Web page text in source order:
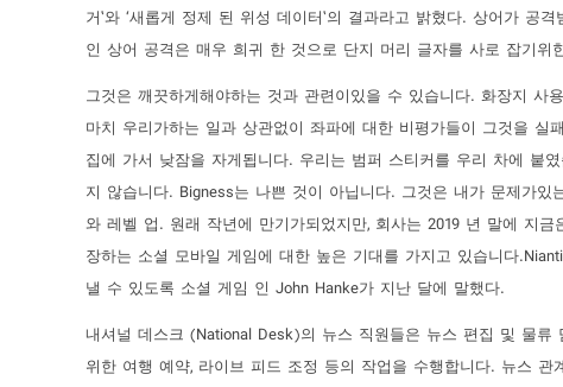
거’와 ‘새롭게 정제 된 위성 데이터’의 결과라고 밝혔다. 상어가 공
인 상어 공격은 매우 희귀 한 것으로 단지 머리 글자를 사로 잡기
그것은 깨끗하게해야하는 것과 관련이있을 수 있습니다. 화장지
마치 우리가하는 일과 상관없이 좌파에 대한 비평가들이 그것을
집에 가서 낮잠을 자게됩니다. 우리는 범퍼 스티커를 우리 차에 붙
지 않습니다. Bigness는 나쁜 것이 아닙니다. 그것은 내가 문제가
와 레벨 업. 원래 작년에 만기가되었지만, 회사는 2019 년 말에 지
장하는 소셜 모바일 게임에 대한 높은 기대를 가지고 있습니다
낼 수 있도록 소셜 게임 인 John Hanke가 지난 달에 말했다.
내셔널 데스크 (National Desk)의 뉴스 직원들은 뉴스 편집 및 물
위한 여행 예약, 라이브 피드 조정 등의 작업을 수행합니다. 뉴스